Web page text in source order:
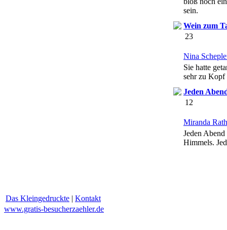
sein.
Wein zum
23
Nina
Sie hatte
sehr zu Kopf
Jeden
12
Miranda
Jeden
Himmels.
Das Kleingedruckte | Kontakt
www.gratis-besucherzaehler.de